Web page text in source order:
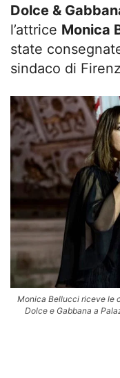
Dolce &
l’attrice Monica
state
sindaco di
Monica Bellucci riceve le
Dolce e Gabbana a